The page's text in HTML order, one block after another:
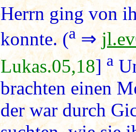
Herrn ging von
konnte. (a ⇒
Lukas.05,18] a
brachten einen
der war durch